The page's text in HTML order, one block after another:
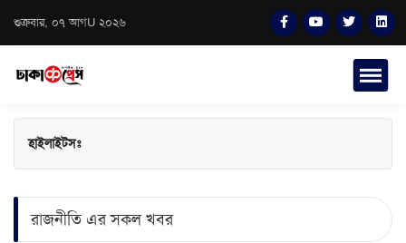
শুক্রবার, ০৭ আগU ২০২৬
হাইলাইটসঃ
রাজনীতি এর সকল খবর